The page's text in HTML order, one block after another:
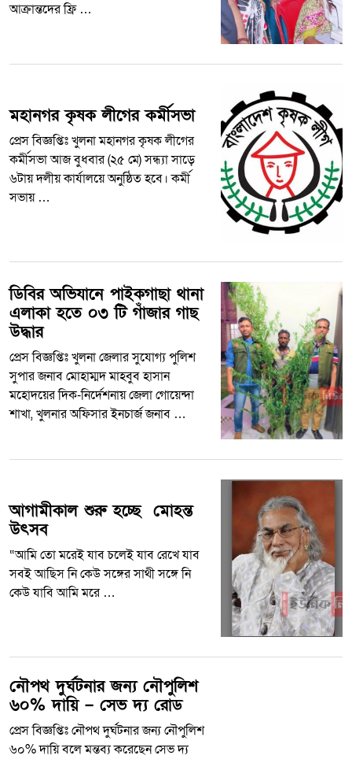
আক্রান্তদের ফ্রি …
মহানগর কৃষক লীগের কর্মীসভা
প্রেস বিজ্ঞপ্তিঃ খুলনা মহানগর কৃষক লীগের
কর্মীসভা আজ বুধবার (২৫ মে) সন্ধ্যা সাড়ে
৬টায় দলীয় কার্যালয়ে অনুষ্ঠিত হবে। কর্মী
সভায় …
ডিবির অভিযানে পাইকগাছা থানা
এলাকা হতে ০৩ টি গাঁজার গাছ
উদ্ধার
প্রেস বিজ্ঞপ্তিঃ খুলনা জেলার সুযোগ্য পুলিশ
সুপার জনাব মোহাম্মদ মাহবুব হাসান
মহোদয়ের দিক-নির্দেশনায় জেলা গোয়েন্দা
শাখা, খুলনার অফিসার ইনচার্জ জনাব …
আগামীকাল শুরু হচ্ছে মোহন্ত
উৎসব
“আমি তো মরেই যাব চলেই যাব রেখে যাব
সবই আছিস নি কেউ সঙ্গের সাথী সঙ্গে নি
কেউ যাবি আমি মরে …
নৌপথ দুর্ঘটনার জন্য নৌপুলিশ
৬০% দায়ি – সেভ দ্য রোড
প্রেস বিজ্ঞপ্তিঃ নৌপথ দুর্ঘটনার জন্য নৌপুলিশ
৬০% দায়ি বলে মন্তব্য করেছেন সেভ দ্য